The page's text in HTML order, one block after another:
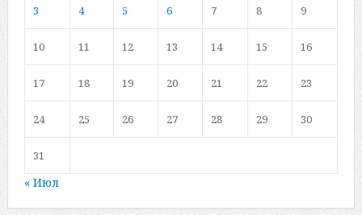
3 4 5 6 7 8 9
10 11 12 13 14 15 16
17 18 19 20 21 22 23
24 25 26 27 28 29 30
31
« Июл